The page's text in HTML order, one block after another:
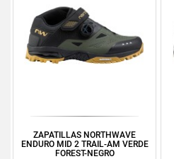
ZAPATILLAS NORTHWAVE
ENDURO MID 2 TRAIL-AM VERDE
FOREST-NEGRO